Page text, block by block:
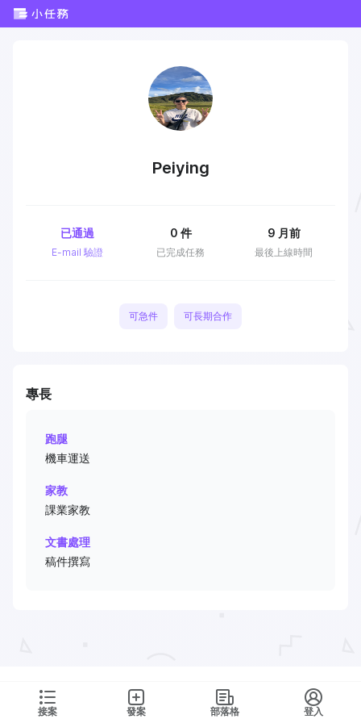
接案 發案 部落格 登入
Peiying
E-mail 驗證
已通過
已完成任務
0 件
最後上線時間
9 月前
可急件 可長期合作
專長
跑腿
機車運送
家教
課業家教
文書處理
稿件撰寫